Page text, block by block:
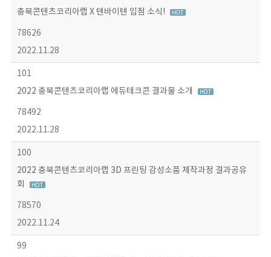
충북콘텐츠코리아랩 X 텐바이텐 입점 소식!
78626
2022.11.28
101
2022 충북콘텐츠코리아랩 에듀테크콘 결과물 소개
78492
2022.11.28
100
2022 충북콘텐츠코리아랩 3D 프린팅 감성소품 제작과정 결과공유
회
78570
2022.11.24
99